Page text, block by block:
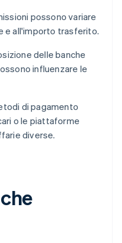
possono variare
e all'importo trasferito.
delle banche
influenzare le
di pagamento
o le piattaforme
diverse.